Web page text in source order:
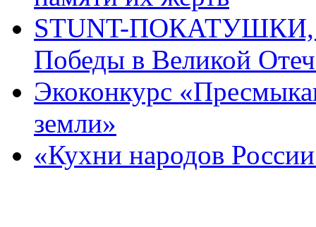
STUNT-ПОКАТУШКИ,
Победы в Великой
Экоконкурс
земли»
«Кухни народов